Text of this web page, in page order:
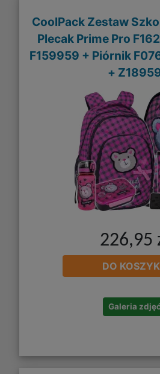
CoolPack Zestaw
Plecak Prime Pro
F159959 + Piórnik
+
226,95
DO
Galeria zdjęć